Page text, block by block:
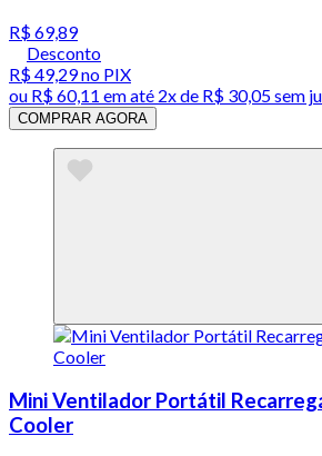
R$ 69,89
Desconto
R$ 49,29no PIX
ou R$ 60,11 em até 2x de R$ 30,05 sem
COMPRAR AGORA
Mini Ventilador Portátil
Cooler